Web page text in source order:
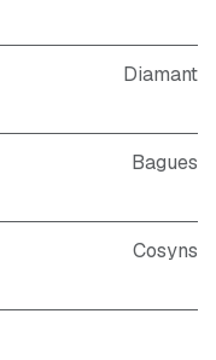
Diamant
Bagues
Cosyns